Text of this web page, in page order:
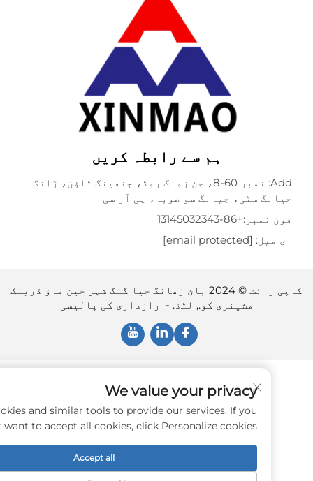
ہم سے رابطہ کریں
Add: نمبر 60-8، جن زونگ روڈ، جنفینگ ٹاؤن، ژانگ
سٹی، جیانگ سو صوبہ، پی آر سی
+86-13145032343
کاپی رائٹ © 2024 بائ زھانگ جیا گنگ شہر خین ماؤ ڈرینک
مشینری کو., لٹڈ. - رازداری کی پالیسی
We value your privacy
use cookies and similar tools to provide our services. If you
don't want to accept all cookies, click Personalize cookies.